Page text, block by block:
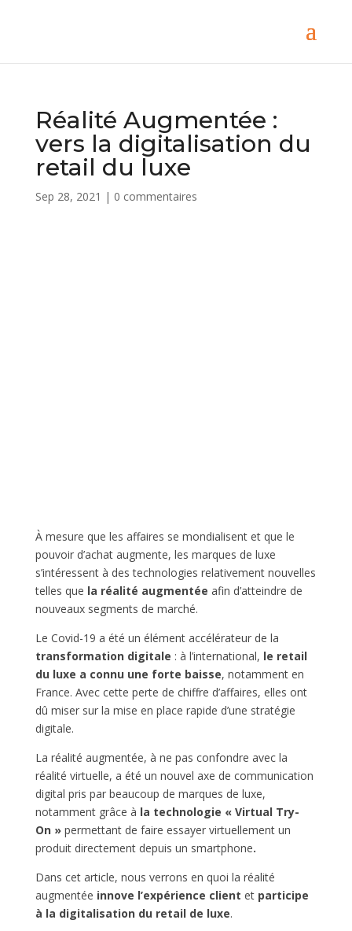
Réalité Augmentée :
vers la digitalisation du
retail du luxe
Sep 28, 2021 | 0 commentaires
À mesure que les affaires se mondialisent et que le
pouvoir d’achat augmente, les marques de luxe
s’intéressent à des technologies relativement nouvelles
telles que la réalité augmentée afin d’atteindre de
nouveaux segments de marché.
Le Covid-19 a été un élément accélérateur de la
transformation digitale : à l’international, le retail
du luxe a connu une forte baisse, notamment en
France. Avec cette perte de chiffre d’affaires, elles ont
dû miser sur la mise en place rapide d’une stratégie
digitale.
La réalité augmentée, à ne pas confondre avec la
réalité virtuelle, a été un nouvel axe de communication
digital pris par beaucoup de marques de luxe,
notamment grâce à la technologie « Virtual Try-
On » permettant de faire essayer virtuellement un
produit directement depuis un smartphone.
Dans cet article, nous verrons en quoi la réalité
augmentée innove l’expérience client etparticipe
à la digitalisation du retail de luxe.